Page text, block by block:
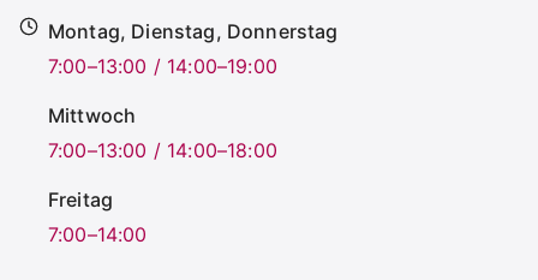
Montag, Dienstag, Donnerstag
7:00–13:00 / 14:00–19:00
Mittwoch
7:00–13:00 / 14:00–18:00
Freitag
7:00–14:00